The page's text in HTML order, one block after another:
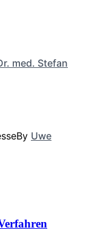
med. Stefan
By Uwe